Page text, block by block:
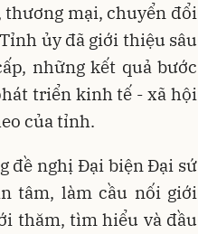
thương mại, chuyển đổi
ủy đã giới thiệu sâu
những kết quả bước
triển kinh tế - xã hội
của tỉnh.
đề nghị Đại biện Đại sứ
tâm, làm cầu nối giới
thăm, tìm hiểu và đầu